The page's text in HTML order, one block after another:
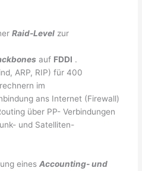
Raid-Level zur
auf FDDI .
ARP, RIP) für 400
im
ans Internet (Firewall)
über PP- Verbindungen
und Satelliten-
einesAccounting- und